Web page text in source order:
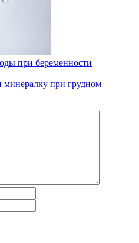
при беременности
при грудном